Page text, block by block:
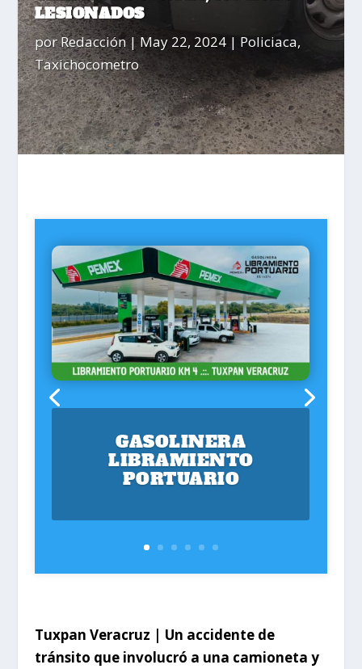
LESIONADOS
porRedacción| May 22, 2024| Policiaca,
Taxichocometro
GASOLINERA
LIBRAMIENTO
PORTUARIO
Tuxpan Veracruz | Un accidente de
tránsito que involucró a una camioneta y